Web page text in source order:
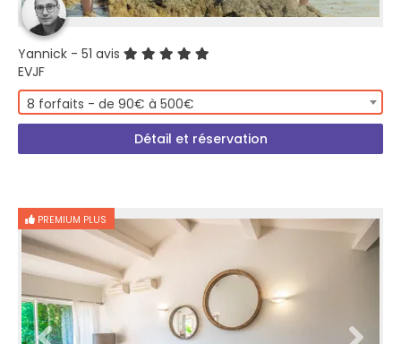
Yannick - 51 avis
EVJF
8 forfaits - de 90€ à 500€
Détail et réservation
PREMIUM PLUS